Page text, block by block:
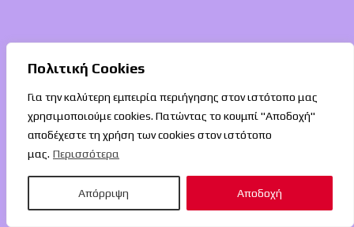
Πολιτική Cookies
Για την καλύτερη εμπειρία περιήγησης στον ιστότοπο μας
χρησιμοποιούμε cookies. Πατώντας το κουμπί "Αποδοχή"
αποδέχεστε τη χρήση των cookies στον ιστότοπο
μας. Περισσότερα
Απόρριψη Αποδοχή